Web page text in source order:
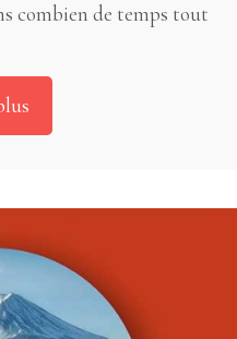
combien de temps tout